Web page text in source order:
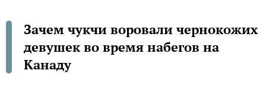
Зачем чукчи воровали чернокожих
девушек во время набегов на
Канаду